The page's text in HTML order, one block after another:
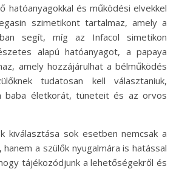
hatóanyagokkal és működési elvekkel
szimetikont tartalmaz, amely a
segít, míg az Infacol simetikon
alapú hatóanyagot, a papaya
amely hozzájárulhat a bélműködés
tudatosan kell választaniuk,
baba életkorát, tüneteit és az orvos
kiválasztása sok esetben nemcsak a
a szülők nyugalmára is hatással
tájékozódjunk a lehetőségekről és